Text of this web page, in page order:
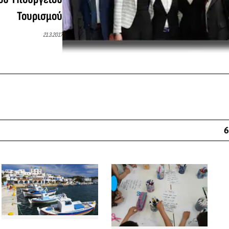
Τουρισμού
21.3.2017
6